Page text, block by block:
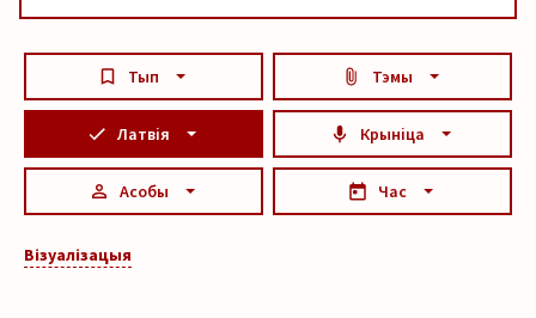
Тып Тэмы
Латвія Крыніца
Асобы Час
Візуалізацыя